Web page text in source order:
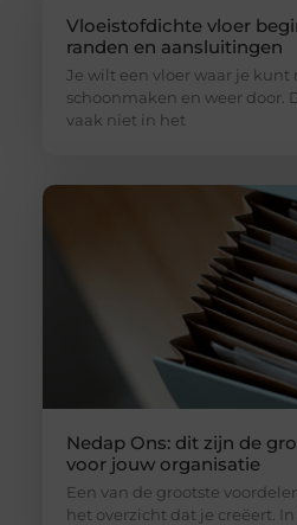
Vloeistofdichte vloer
randen en aansluitingen
Je wilt een vloer waar je kunt
schoonmaken en weer door.
vaak niet in het
Nedap Ons: dit zijn de
voor jouw organisatie
Een van de grootste
het overzicht dat je creëert.